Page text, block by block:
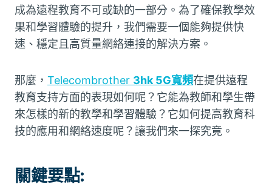
成為遠程教育不可或缺的一部分。為了確保教學效
果和學習體驗的提升，我們需要一個能夠提供快
速、穩定且高質量網絡連接的解決方案。
那麼， Telecombrother 3hk 5G寬頻在提供遠程
教育支持方面的表現如何呢？它能為教師和學生帶
來怎樣的新的教學和學習體驗？它如何提高教育科
技的應用和網絡速度呢？讓我們來一探究竟。
關鍵要點: